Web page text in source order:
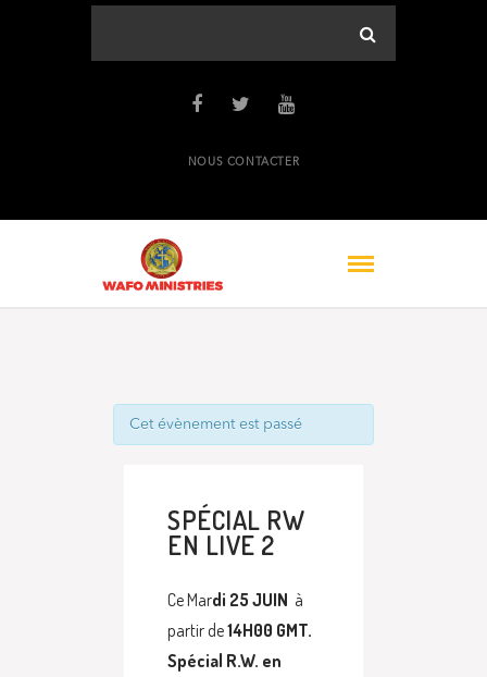
NOUS CONTACTER
Cet évènement est passé
SPÉCIAL RW
EN LIVE 2
Ce Mardi 25 JUIN à
partir de14H00 GMT.
Spécial R.W. en